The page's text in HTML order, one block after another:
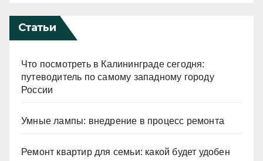
Статьи
Что посмотреть в Калининграде сегодня:
путеводитель по самому западному городу
России
Умные лампы: внедрение в процесс ремонта
Ремонт квартир для семьи: какой будет удобен